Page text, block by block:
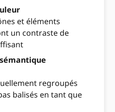
et éléments
un contraste de
regroupés
balisés en tant que